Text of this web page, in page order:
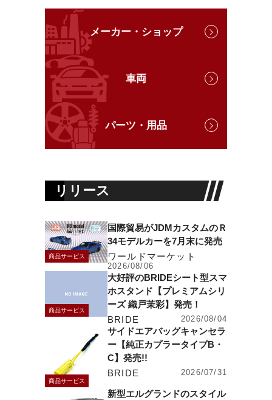
メーカー・ショップ
車両
パーツ・用品
リリース
商品サービス
国際貿易がJDMカスタムのＲ
34モデルカーを7月末に発売
ワールドマーケット
2026/08/06
商品サービス
大好評のBRIDEシート型スマ
ホスタンド【プレミアムシリ
ーズ 織戸茉彩】発売！
BRIDE
2026/08/04
商品サービス
サイドエアバッグキャンセラ
ー【純正カプラータイプB・
C】発売!!
BRIDE
2026/07/31
新型エルグランドのスタイル